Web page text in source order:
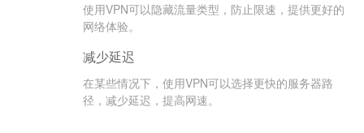
使用VPN可以隐藏流量类型，防止限速，提供更好的
网络体验。
减少延迟
在某些情况下，使用VPN可以选择更快的服务器路
径，减少延迟，提高网速。